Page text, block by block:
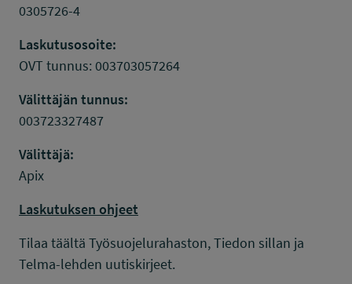
0305726-4
Laskutusosoite:
OVT tunnus: 003703057264
Välittäjän tunnus:
003723327487
Välittäjä:
Apix
Laskutuksen ohjeet
Tilaa täältä Työsuojelurahaston, Tiedon sillan ja
Telma-lehden uutiskirjeet.